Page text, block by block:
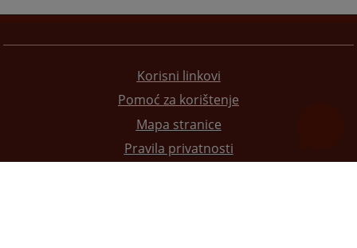
Korisni linkovi
Pomoć za korištenje
Mapa stranice
Pravila privatnosti